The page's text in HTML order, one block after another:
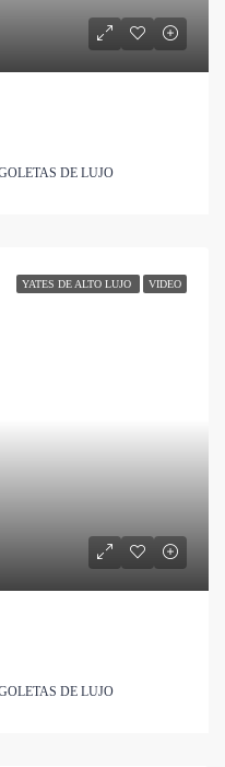
DE LUJO
YATES DE ALTO LUJO VIDEO
DE LUJO